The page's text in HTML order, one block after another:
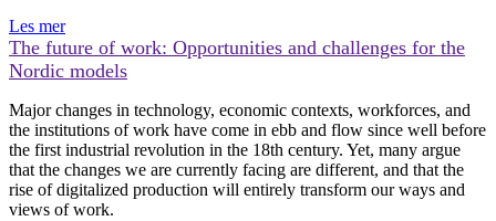
Les mer
The future of work: Opportunities and challenges for the
Nordic models
Major changes in technology, economic contexts, workforces, and
the institutions of work have come in ebb and flow since well before
the first industrial revolution in the 18th century. Yet, many argue
that the changes we are currently facing are different, and that the
rise of digitalized production will entirely transform our ways and
views of work.